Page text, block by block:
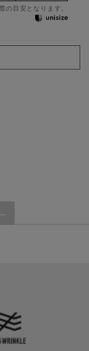
の目安となります。